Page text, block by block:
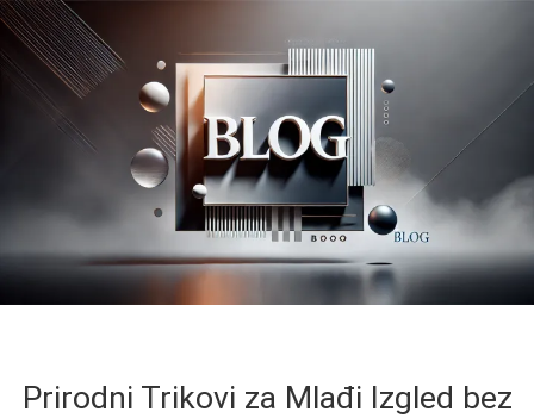
Prirodni Trikovi za Mlađi Izgled bez